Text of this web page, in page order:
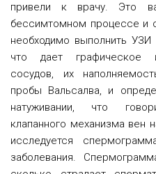
привели к врачу. Это
бессимтомном процессе и
необходимо выполнить
что дает графическое
сосудов, их
пробы Вальсалва, и
натуживании, что
клапанного механизма вен
исследуется
заболевания.